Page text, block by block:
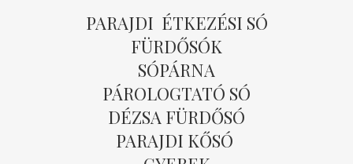
PARAJDI ÉTKEZÉSI SÓ
FÜRDŐSÓK
SÓPÁRNA
PÁROLOGTATÓ SÓ
DÉZSA FÜRDŐSÓ
PARAJDI KŐSÓ